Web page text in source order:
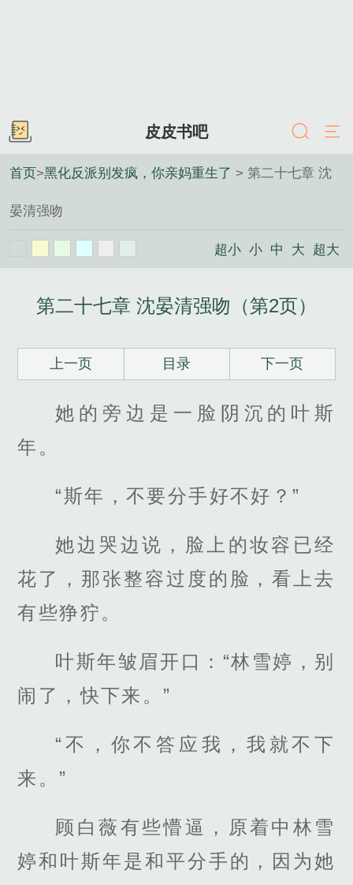
皮皮书吧
首页>黑化反派别发疯，你亲妈重生了 > 第二十七章 沈
晏清强吻
超小 小 中 大 超大
第二十七章 沈晏清强吻（第2页）
上一页 目录 下一页
她的旁边是一脸阴沉的叶斯
年。
“斯年，不要分手好不好？”
她边哭边说，脸上的妆容已经
花了，那张整容过度的脸，看上去
有些狰狞。
叶斯年皱眉开口：“林雪婷，别
闹了，快下来。”
“不，你不答应我，我就不下
来。”
顾白薇有些懵逼，原着中林雪
婷和叶斯年是和平分手的，因为她